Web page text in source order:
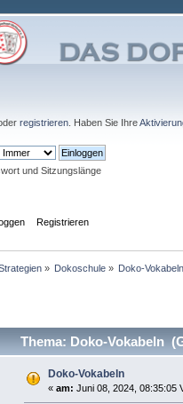
registrieren . Haben Sie Ihre
und Sitzungslänge
Registrieren
» Dokoschule» Doko-
Thema: Doko-Vokabeln
Doko-Vokabeln
« am: Juni 08, 2024, 08:35:05